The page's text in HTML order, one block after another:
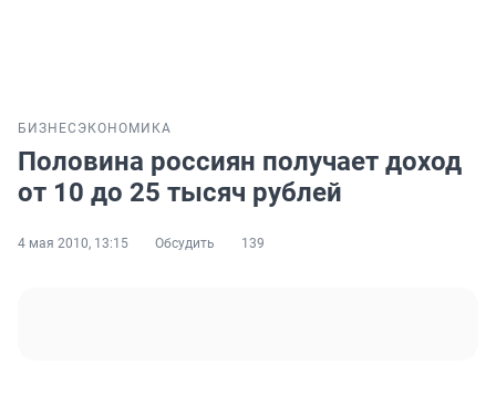
БИЗНЕС ЭКОНОМИКА
Половина россиян получает доход
от 10 до 25 тысяч рублей
4 мая 2010, 13:15 Обсудить 139